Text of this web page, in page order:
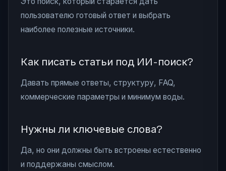
пользователю готовый ответ и выбрать
наиболее полезные источники.
Как писать статьи под ИИ-поиск?
Давать прямые ответы, структуру, FAQ,
коммерческие параметры и минимум воды.
Нужны ли ключевые слова?
Да, но они должны быть встроены естественно
и поддержаны смыслом.